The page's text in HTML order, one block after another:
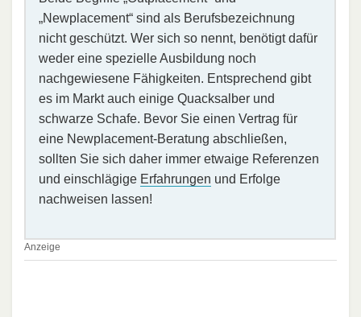
„Newplacement“ sind als Berufsbezeichnung
nicht geschützt. Wer sich so nennt, benötigt dafür
weder eine spezielle Ausbildung noch
nachgewiesene Fähigkeiten. Entsprechend gibt
es im Markt auch einige Quacksalber und
schwarze Schafe. Bevor Sie einen Vertrag für
eine Newplacement-Beratung abschließen,
sollten Sie sich daher immer etwaige Referenzen
und einschlägige Erfahrungen und Erfolge
nachweisen lassen!
Anzeige